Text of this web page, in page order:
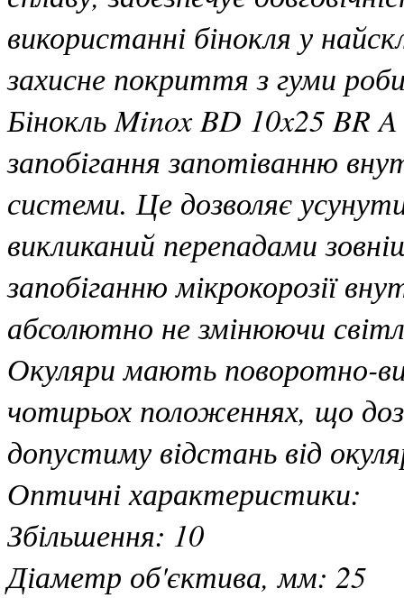
використанні бінокля у
захисне покриття з гуми
Бінокль Minox BD 10x25 BR
запобігання запотіванню
системи. Це дозволяє
викликаний перепадами
запобіганню мікрокорозії
абсолютно не змінюючи
Окуляри мають поворотно-
чотирьох положеннях, що
допустиму відстань від
Оптичні характеристики:
Збільшення: 10
Діаметр об'єктива, мм: 25